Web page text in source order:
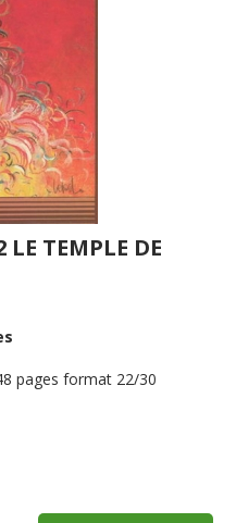
LE TEMPLE DE
pages format 22/30